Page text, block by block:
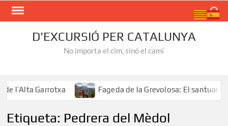
Skip
D'EXCURSIÓ PER CATALUNYA
No importa el cim, sinó el camí
Garrotxa Fageda de la Grevolosa: El santuari dels
Etiqueta: Pedrera del Mèdol